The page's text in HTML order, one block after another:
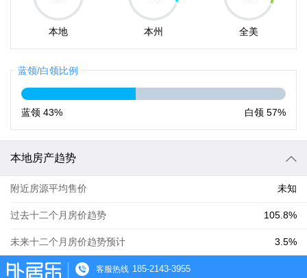
本地 本州 全美
蓝领/白领比例
蓝领 43% 白领 57%
本地房产趋势
附近房源平均售价 未知
过去十二个月房价趋势 105.8%
未来十二个月房价趋势预计 3.5%
客服热线 185-2143-3955